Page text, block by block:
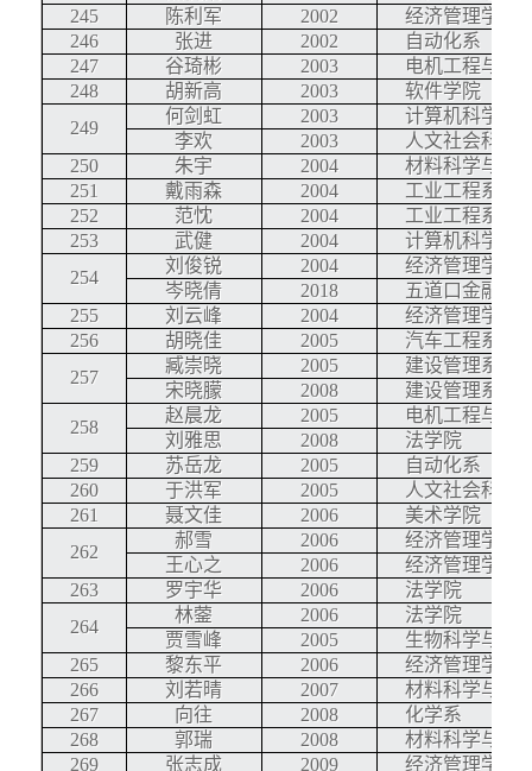
245
陈利军 2002
经济管理学院
246
张进 2002
自动化系
247
谷琦彬 2003
电机工程与应
248
胡新高 2003
软件学院
249
何剑虹 2003
计算机科学与
李欢
2003
人文社会科学
250
朱宇 2004
材料科学与工
251
戴雨森 2004
工业工程系
252
范忱 2004
工业工程系
253
武健 2004
计算机科学与
254
刘俊锐 2004
经济管理学院
岑晓倩
2018
五道口金融学
255
刘云峰 2004
经济管理学院
256
胡晓佳 2005
汽车工程系
257
臧崇晓 2005
建设管理系
宋晓朦
2008
建设管理系
258
赵晨龙 2005
电机工程与应
刘雅思
2008
法学院
259
苏岳龙 2005
自动化系
260
于洪军 2005
人文社会科学
261
聂文佳 2006
美术学院
262
郝雪 2006
经济管理学院
王心之
2006
经济管理学院
263
罗宇华 2006
法学院
264
林蓥 2006
法学院
贾雪峰
2005
生物科学与技
265
黎东平 2006
经济管理学院
266
刘若晴 2007
材料科学与工
267
向往 2008
化学系
268
郭瑞 2008
材料科学与工
269
张志成 2009
经济管理学院